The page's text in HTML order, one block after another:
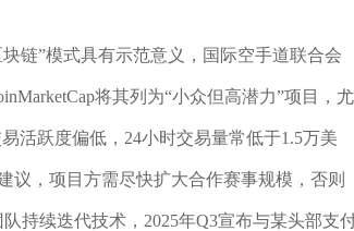
链”模式具有示范意义，国际空手道联合会
将其列为“小众但高潜力”项目，尤
活跃度偏低，24小时交易量常低于1.5万美
议，项目方需尽快扩大合作赛事规模，否则
持续迭代技术，2025年Q3宣布与某头部支